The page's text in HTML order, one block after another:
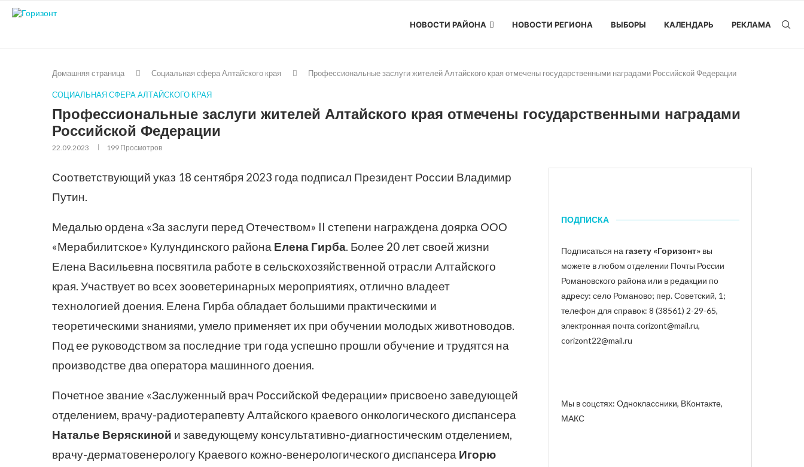
НОВОСТИ РАЙОНА НОВОСТИ РЕГИОНА ВЫБОРЫ КАЛЕНДАРЬ РЕКЛАМА
Домашняя страница Социальная сфера Алтайского края Профессиональные заслуги жителей Алтайского края отмечены государственными наградами Российской Федерации
СОЦИАЛЬНАЯ СФЕРА АЛТАЙСКОГО КРАЯ
Профессиональные заслуги жителей Алтайского края отмечены государственными наградами
Российской Федерации
22.09.2023 199 Просмотров
Соответствующий указ 18 сентября 2023 года подписал Президент России Владимир
Путин.
Медалью ордена «За заслуги перед Отечеством» II степени награждена доярка ООО
«Мерабилитское» Кулундинского района Елена Гирба. Более 20 лет своей жизни
Елена Васильевна посвятила работе в сельскохозяйственной отрасли Алтайского
края. Участвует во всех зооветеринарных мероприятиях, отлично владеет
технологией доения. Елена Гирба обладает большими практическими и
теоретическими знаниями, умело применяет их при обучении молодых животноводов.
Под ее руководством за последние три года успешно прошли обучение и трудятся на
производстве два оператора машинного доения.
Почетное звание «Заслуженный врач Российской Федерации» присвоено заведующей
отделением, врачу-радиотерапевту Алтайского краевого онкологического диспансера
Наталье Веряскиной и заведующему консультативно-диагностическим отделением,
врачу-дерматовенерологу Краевого кожно-венерологического диспансера Игорю
ПОДПИСКА
Подписаться на газету «Горизонт» вы
можете в любом отделении Почты России
Романовского района или в редакции по
адресу: село Романово; пер. Советский, 1;
телефон для справок: 8 (38561) 2-29-65,
электронная почта corizont@mail.ru,
corizont22@mail.ru
Мы в соцстях: Одноклассники, ВКонтакте,
МАКС